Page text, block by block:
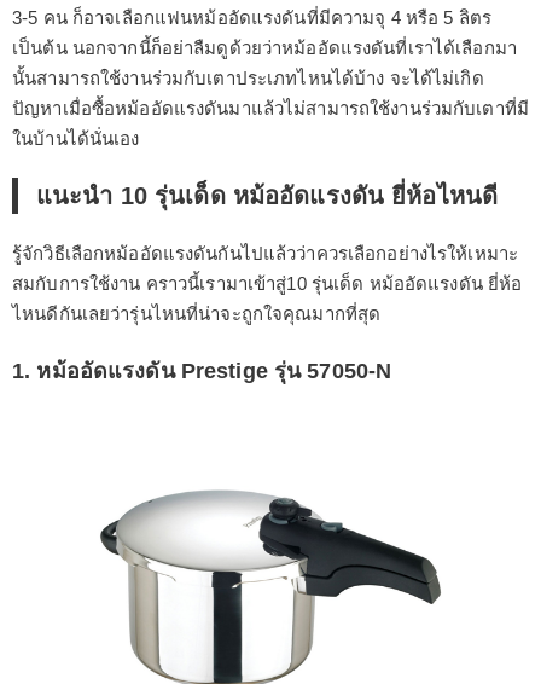
3-5 คน ก็อาจเลือกแฟนหม้ออัดแรงดันที่มีความจุ 4 หรือ 5 ลิตร
เป็นต้น นอกจากนี้ก็อย่าลืมดูด้วยว่าหม้ออัดแรงดันที่เราได้เลือกมา
นั้นสามารถใช้งานร่วมกับเตาประเภทไหนได้บ้าง จะได้ไม่เกิด
ปัญหาเมื่อซื้อหม้ออัดแรงดันมาแล้วไม่สามารถใช้งานร่วมกับเตาที่มี
ในบ้านได้นั่นเอง
แนะนำ 10 รุ่นเด็ด หม้ออัดแรงดัน ยี่ห้อไหนดี
รู้จักวิธีเลือกหม้ออัดแรงดันกันไปแล้วว่าควรเลือกอย่างไรให้เหมาะ
สมกับการใช้งาน คราวนี้เรามาเข้าสู่10 รุ่นเด็ด หม้ออัดแรงดัน ยี่ห้อ
ไหนดีกันเลยว่ารุ่นไหนที่น่าจะถูกใจคุณมากที่สุด
1. หม้ออัดแรงดัน Prestige รุ่น 57050-N